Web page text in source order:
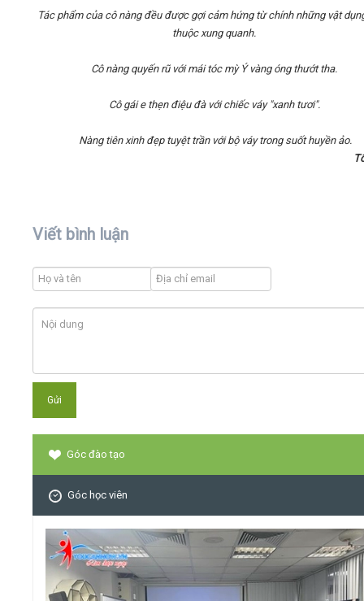
Tác phẩm của cô nàng đều được gợi cảm hứng từ chính những vật
thuộc xung quanh.
Cô nàng quyến rũ với mái tóc mỳ Ý vàng óng thướt tha.
Cô gái e thẹn điệu đà với chiếc váy "xanh tươi".
Nàng tiên xinh đẹp tuyệt trần với bộ váy trong suốt huyền ảo.
Viết bình luận
Góc đào tạo
Góc học viên